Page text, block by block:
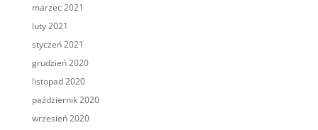
marzec 2021
luty 2021
styczeń 2021
grudzień 2020
listopad 2020
październik 2020
wrzesień 2020